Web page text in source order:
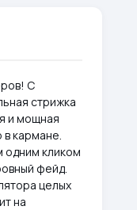
С
стрижка
и мощная
кармане.
одним кликом
фейд.
целых
на